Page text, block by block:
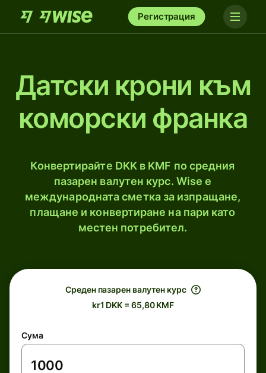
Регистрация
Датски крони към
коморски франка
Конвертирайте DKK в KMF по средния
пазарен валутен курс. Wise е
международната сметка за изпращане,
плащане и конвертиране на пари като
местен потребител.
Среден пазарен валутен курс
kr1 DKK = 65,80 KMF
Сума